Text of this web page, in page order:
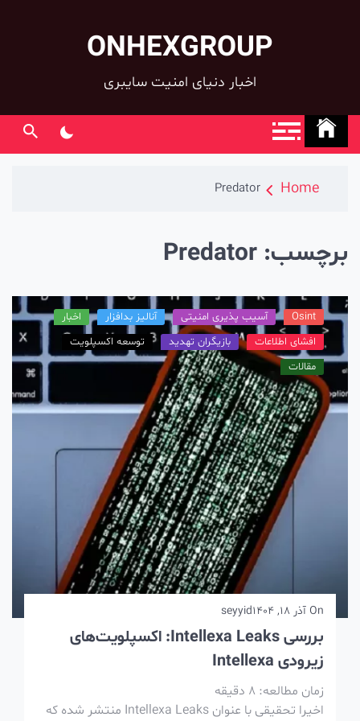
ONHEXGROUP
اخبار دنیای امنیت سایبری
Home
Predator
Predator
Osint آسیب پذیری امنیتی آنالیز بدافزار
اخبار
افشای اطلاعات
بازیگران تهدید
توسعه اکسپلویت
مقالات
آذر 18, 1404 seyyid
بررسی Intellexa Leaks: اکسپلویت‌های
زیرودی Intellexa
زمان مطالعه:8دقیقه
اخیرا تحقیقی با عنوان Intellexa Leaks منتشر شده که